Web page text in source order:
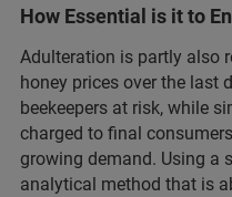
How Essential is it to
Adulteration is partly also
honey prices over the last
beekeepers at risk, while
charged to final
growing demand. Using a
analytical method that is